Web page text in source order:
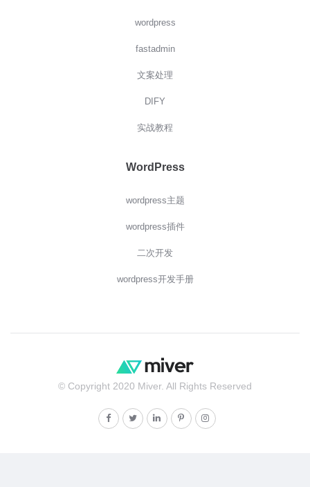
wordpress
fastadmin
文案处理
DIFY
实战教程
WordPress
wordpress主题
wordpress插件
二次开发
wordpress开发手册
© Copyright 2020 Miver. All Rights Reserved